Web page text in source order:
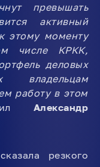
превышать
активный
этому моменту
числе КРКК,
деловых
владельцам
работу в этом
Александр
резкого